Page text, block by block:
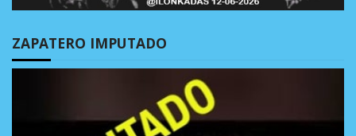
ZAPATERO IMPUTADO